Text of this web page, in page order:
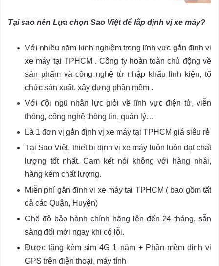
Tại sao nên Lựa chọn Sao Việt để lắp định vị xe máy?
Với nhiều năm kinh nghiệm trong lĩnh vực gắn định vị
xe máy tại TPHCM . Công ty hoàn toàn chủ động về
sản phẩm và công nghệ từ nhập khẩu linh kiện, tổ
chức sản xuất, xây dựng phần mềm .
Với đội ngũ nhân lực giỏi về lĩnh vực điện tử, viễn
thông, công nghệ thông tin, quản lý…
Là 1 đơn vị gắn định vị xe máy tại TPHCM giá siêu rẻ
Tại Sao Việt, thiết bị định vị xe máy luôn luôn đạt chất
lượng tốt nhất. Cam kết nói không với hàng nhái,
hàng kém chất lượng.
Miễn phí gắn định vị xe máy tại TPHCM ( bao gồm tất
cả các Quận, Huyện)
Chế độ bảo hành chính hãng lên đến 24 tháng, sẵn
sàng đổi mới ngay khi có lỗi.
Được tặng kèm sim 4G 1 năm + Phần mềm định vị
GPS trên điện thoại, máy tính